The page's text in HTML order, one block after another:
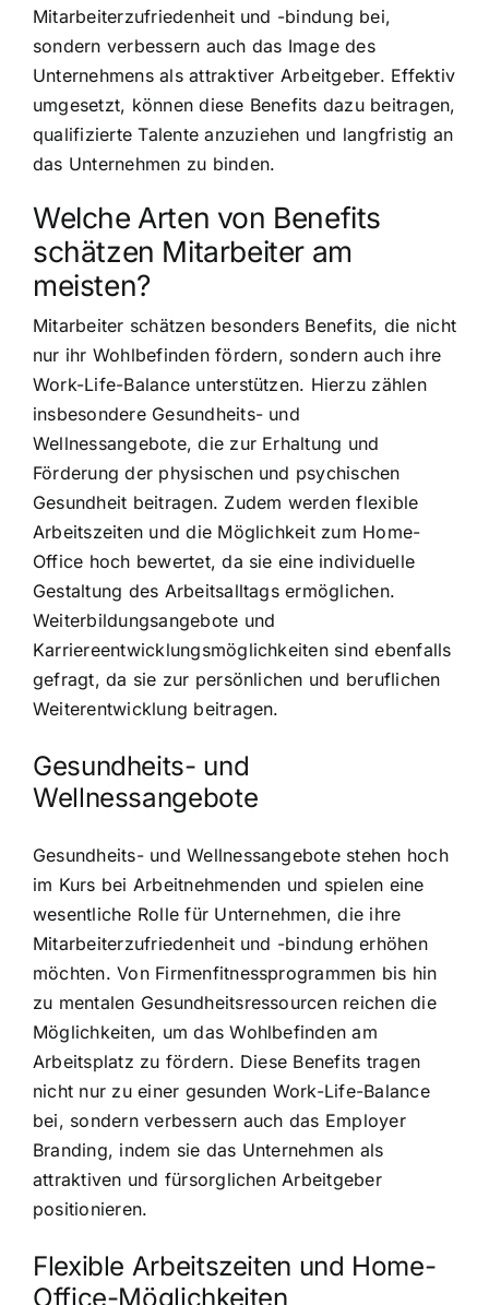
Mitarbeiterzufriedenheit und -bindung bei,
sondern verbessern auch das Image des
Unternehmens als attraktiver Arbeitgeber. Effektiv
umgesetzt, können diese Benefits dazu beitragen,
qualifizierte Talente anzuziehen und langfristig an
das Unternehmen zu binden.
Welche Arten von Benefits
schätzen Mitarbeiter am
meisten?
Mitarbeiter schätzen besonders Benefits, die nicht
nur ihr Wohlbefinden fördern, sondern auch ihre
Work-Life-Balance unterstützen. Hierzu zählen
insbesondere Gesundheits- und
Wellnessangebote, die zur Erhaltung und
Förderung der physischen und psychischen
Gesundheit beitragen. Zudem werden flexible
Arbeitszeiten und die Möglichkeit zum Home-
Office hoch bewertet, da sie eine individuelle
Gestaltung des Arbeitsalltags ermöglichen.
Weiterbildungsangebote und
Karriereentwicklungsmöglichkeiten sind ebenfalls
gefragt, da sie zur persönlichen und beruflichen
Weiterentwicklung beitragen.
Gesundheits- und
Wellnessangebote
Gesundheits- und Wellnessangebote stehen hoch
im Kurs bei Arbeitnehmenden und spielen eine
wesentliche Rolle für Unternehmen, die ihre
Mitarbeiterzufriedenheit und -bindung erhöhen
möchten. Von Firmenfitnessprogrammen bis hin
zu mentalen Gesundheitsressourcen reichen die
Möglichkeiten, um das Wohlbefinden am
Arbeitsplatz zu fördern. Diese Benefits tragen
nicht nur zu einer gesunden Work-Life-Balance
bei, sondern verbessern auch das Employer
Branding, indem sie das Unternehmen als
attraktiven und fürsorglichen Arbeitgeber
positionieren.
Flexible Arbeitszeiten und Home-
Office-Möglichkeiten